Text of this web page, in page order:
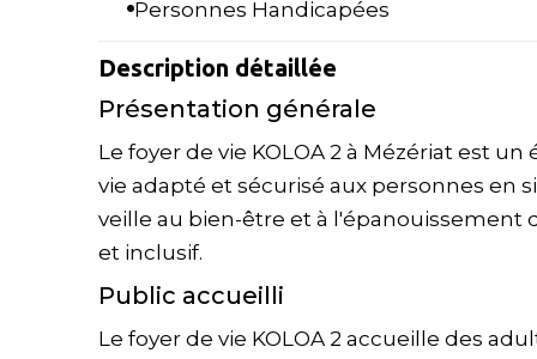
Personnes Handicapées
Description détaillée
Présentation générale
Le foyer de vie KOLOA 2 à Mézériat est
vie adapté et sécurisé aux personnes en
veille au bien-être et à
et inclusif.
Public accueilli
Le foyer de vie KOLOA 2 accueille des